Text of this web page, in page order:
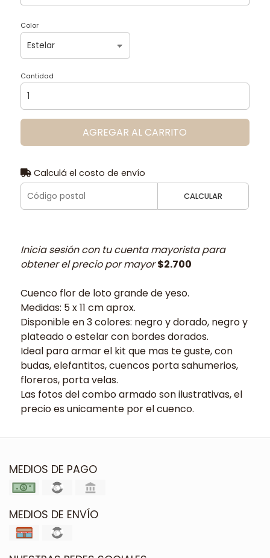
Color
Cantidad
AGREGAR AL CARRITO
Calculá el costo de envío
CALCULAR
Inicia sesión con tu cuenta mayorista para
obtener el precio por mayor$2.700
Cuenco flor de loto grande de yeso.
Medidas: 5 x 11 cm aprox.
Disponible en 3 colores: negro y dorado, negro y
plateado o estelar con bordes dorados.
Ideal para armar el kit que mas te guste, con
budas, elefantitos, cuencos porta sahumerios,
floreros, porta velas.
Las fotos del combo armado son ilustrativas, el
precio es unicamente por el cuenco.
MEDIOS DE PAGO
MEDIOS DE ENVÍO